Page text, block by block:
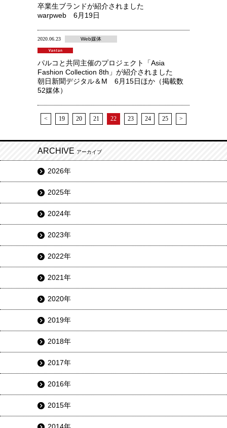
卒業生ブランドが紹介されました
warpweb 6月19日
2020.06.23 Web媒体
パルコと共同主催のプロジェクト「Asia
Fashion Collection 8th」が紹介されました
朝日新聞デジタル＆M 6月15日ほか（掲載数
52媒体）
< 19 20 21 22 23 24 25 >
ARCHIVE アーカイブ
2026年
2025年
2024年
2023年
2022年
2021年
2020年
2019年
2018年
2017年
2016年
2015年